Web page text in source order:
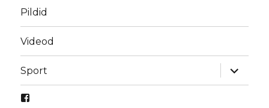
Pildid
Videod
Sport
laienda